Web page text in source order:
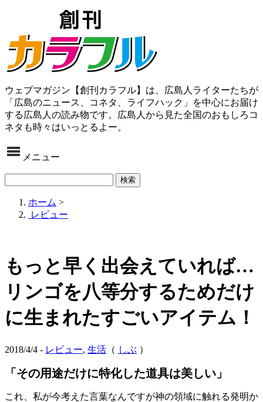
ウェブマガジン【創刊カラフル】は、広島人ライターたちが
「広島のニュース、コネタ、ライフハック」を中心にお届け
する広島人の読み物です。広島人から見た全国のおもしろコ
ネタも時々はいっとるよー。
メニュー
ホーム >
レビュー
もっと早く出会えていれば…
リンゴを八等分するためだけ
に生まれたすごいアイテム！
2018/4/4 - レビュー, 生活 （ しぶ ）
「その用途だけに特化した道具は美しい」
これ、私が今考えた言葉なんですが神の領域に触れる発明か